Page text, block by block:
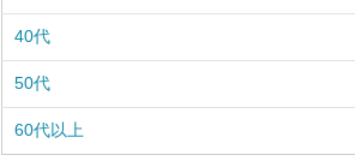
40代
50代
60代以上